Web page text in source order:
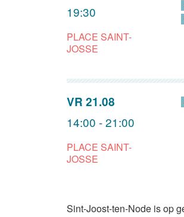
19:30
PLACE SAINT-
JOSSE
VR 21.08
14:00 - 21:00
PLACE SAINT-
JOSSE
Sint-Joost-ten-Node is op